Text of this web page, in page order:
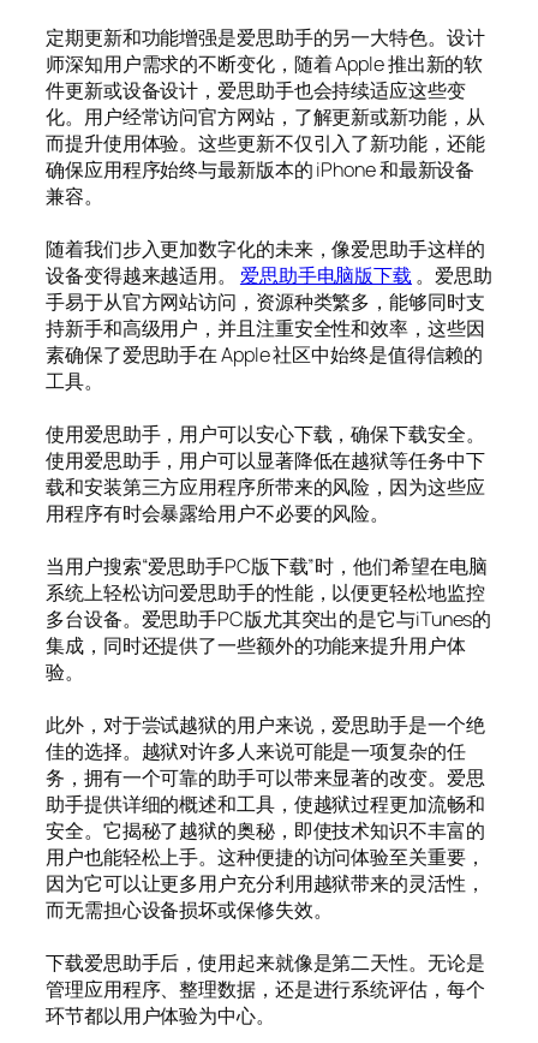
定期更新和功能增强是爱思助手的另一大特色。设计
师深知用户需求的不断变化，随着 Apple 推出新的软
件更新或设备设计，爱思助手也会持续适应这些变
化。用户经常访问官方网站，了解更新或新功能，从
而提升使用体验。这些更新不仅引入了新功能，还能
确保应用程序始终与最新版本的 iPhone 和最新设备
兼容。
随着我们步入更加数字化的未来，像爱思助手这样的
设备变得越来越适用。 爱思助手电脑版下载。爱思助
手易于从官方网站访问，资源种类繁多，能够同时支
持新手和高级用户，并且注重安全性和效率，这些因
素确保了爱思助手在 Apple 社区中始终是值得信赖的
工具。
使用爱思助手，用户可以安心下载，确保下载安全。
使用爱思助手，用户可以显著降低在越狱等任务中下
载和安装第三方应用程序所带来的风险，因为这些应
用程序有时会暴露给用户不必要的风险。
当用户搜索“爱思助手PC版下载”时，他们希望在电脑
系统上轻松访问爱思助手的性能，以便更轻松地监控
多台设备。爱思助手PC版尤其突出的是它与iTunes的
集成，同时还提供了一些额外的功能来提升用户体
验。
此外，对于尝试越狱的用户来说，爱思助手是一个绝
佳的选择。越狱对许多人来说可能是一项复杂的任
务，拥有一个可靠的助手可以带来显著的改变。爱思
助手提供详细的概述和工具，使越狱过程更加流畅和
安全。它揭秘了越狱的奥秘，即使技术知识不丰富的
用户也能轻松上手。这种便捷的访问体验至关重要，
因为它可以让更多用户充分利用越狱带来的灵活性，
而无需担心设备损坏或保修失效。
下载爱思助手后，使用起来就像是第二天性。无论是
管理应用程序、整理数据，还是进行系统评估，每个
环节都以用户体验为中心。